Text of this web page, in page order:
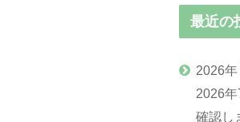
最近の
2026
2026
確認し